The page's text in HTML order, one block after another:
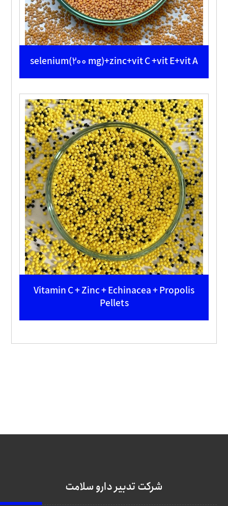
selenium(200 mg)+zinc+vit C +vit E+vit A
Vitamin C + Zinc + Echinacea + Propolis
Pellets
شرکت تدبیر دارو سلامت